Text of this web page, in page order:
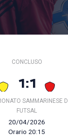
CONCLUSO
1:1
SAMMARINESE DI
FUTSAL
20/04/2026
Orario 20:15